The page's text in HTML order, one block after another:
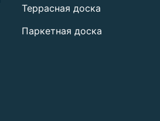
Террасная доска
Паркетная доска